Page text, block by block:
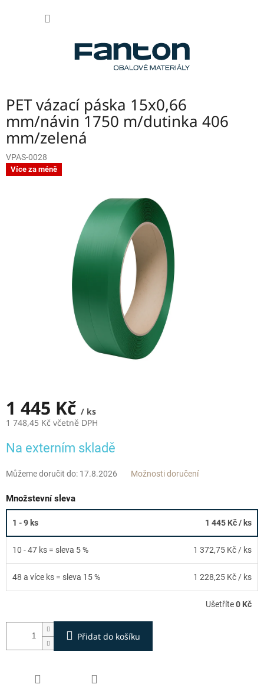
PET vázací páska 15x0,66
mm/návin 1750 m/dutinka 406
mm/zelená
VPAS-0028
Více za méně
1 445 Kč / ks
1 748,45 Kč včetně DPH
cena:
Na externím skladě
Můžeme doručit do: 17.8.2026 Možnosti doručení
Množstevní sleva
1 - 9 ks 1 445 Kč/ ks
10 - 47 ks = sleva 5 % 1 372,75 Kč / ks
48 a více ks = sleva 15 % 1 228,25 Kč / ks
Ušetříte0 Kč
Přidat do košíku